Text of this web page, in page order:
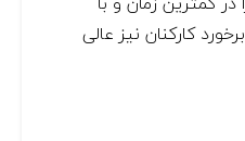
کارکنان نیز عالی